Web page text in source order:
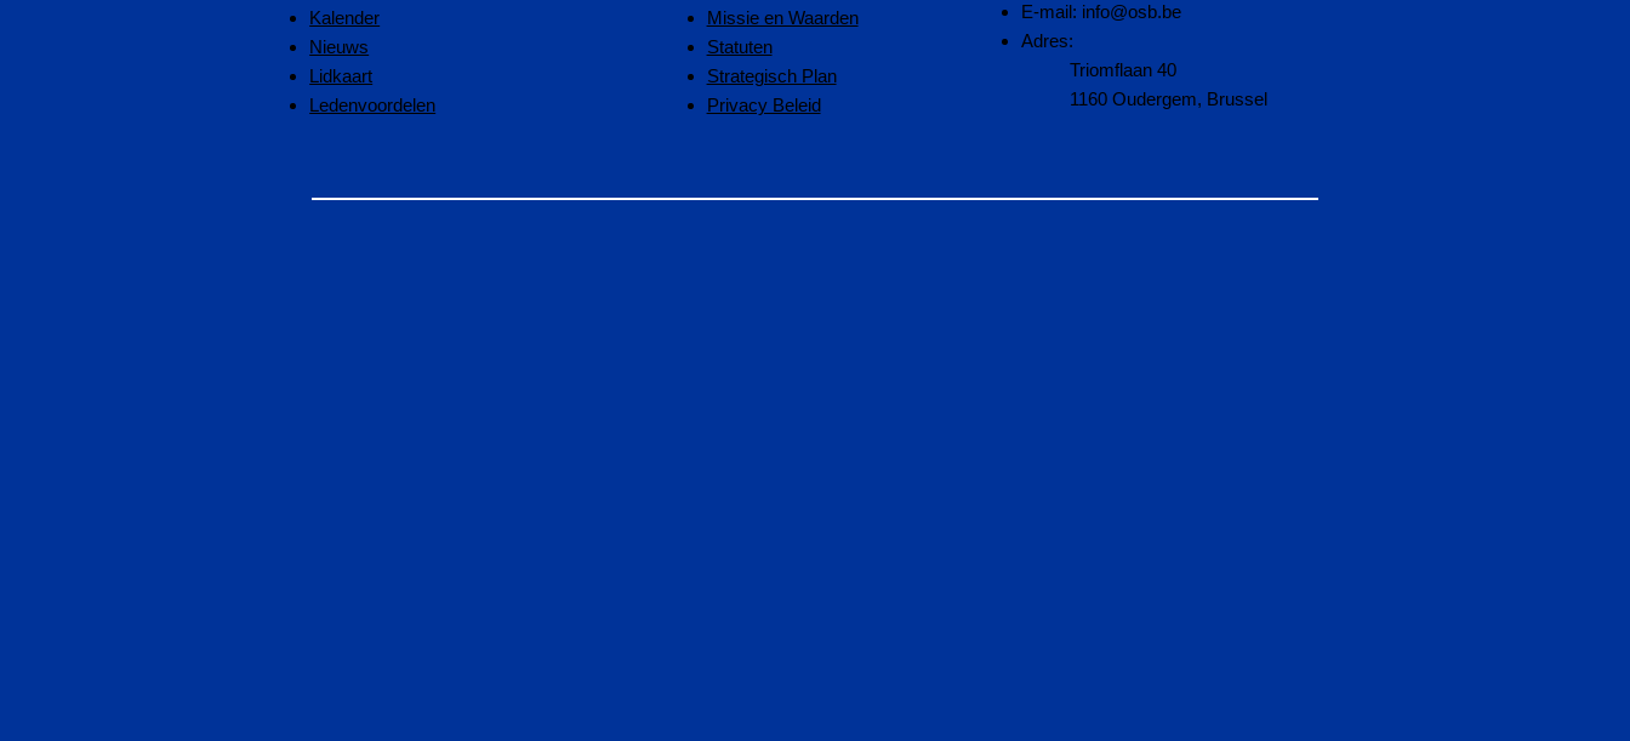
Kalender
Nieuws
Lidkaart
Ledenvoordelen
Missie en Waarden
Statuten
Strategisch Plan
Privacy Beleid
E-mail: info@osb.be
Adres:
Triomflaan 40
1160 Oudergem, Brussel